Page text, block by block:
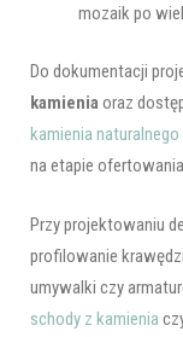
mozaik po
Do dokumentacji
kamieniaoraz
kamienia naturalnego
na etapie
Przy projektowaniu
profilowanie
umywalki czy
schody z kamienia